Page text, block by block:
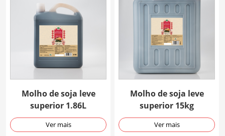
Molho de soja leve
superior 1.86L
Ver mais
Molho de soja leve
superior 15kg
Ver mais